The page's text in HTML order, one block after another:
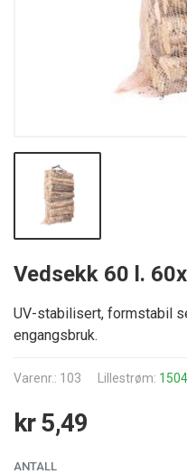
Vedsekk 60 l.
UV-stabilisert, formstabil
engangsbruk.
Varenr.: 103 Lillestrøm: 1504
kr 5,49
ANTALL